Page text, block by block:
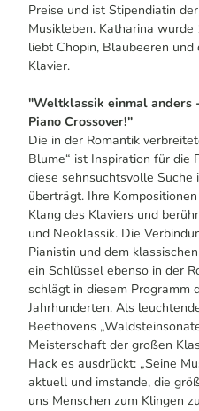
Preise und ist Stipendiatin
Musikleben. Katharina
liebt Chopin, Blaubeeren
Klavier.
"Weltklassik einmal anders
Piano Crossover!"
Die in der Romantik
Blume“ ist Inspiration für die
diese sehnsuchtsvolle Suche
überträgt. Ihre
Klang des Klaviers und
und Neoklassik. Die
Pianistin und dem
ein Schlüssel ebenso in der
schlägt in diesem Programm
Jahrhunderten. Als
Beethovens
Meisterschaft der großen
Hack es ausdrückt: „Seine
aktuell und imstande, die
uns Menschen zum Klingen